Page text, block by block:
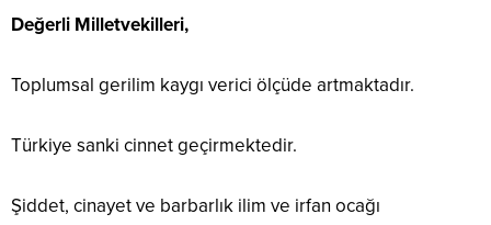
Değerli Milletvekilleri,
Toplumsal gerilim kaygı verici ölçüde artmaktadır.
Türkiye sanki cinnet geçirmektedir.
Şiddet, cinayet ve barbarlık ilim ve irfan ocağı